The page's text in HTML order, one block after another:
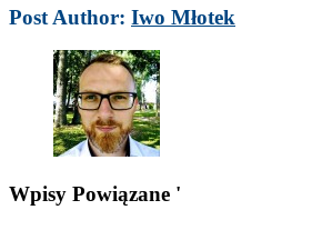
Post Author: Iwo Młotek
Wpisy Powiązane '